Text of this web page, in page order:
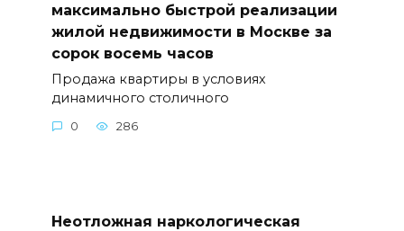
максимально быстрой реализации
жилой недвижимости в Москве за
сорок восемь часов
Продажа квартиры в условиях
динамичного столичного
0 286
Неотложная наркологическая